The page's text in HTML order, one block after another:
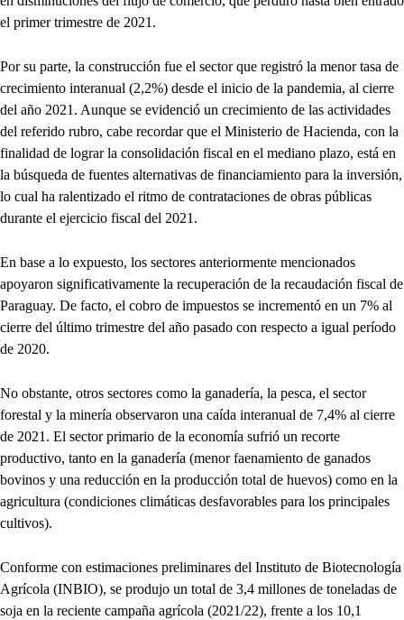
el primer trimestre de 2021.
Por su parte, la construcción fue el sector que registró la menor tasa de
crecimiento interanual (2,2%) desde el inicio de la pandemia, al cierre
del año 2021. Aunque se evidenció un crecimiento de las actividades
del referido rubro, cabe recordar que el Ministerio de Hacienda, con la
finalidad de lograr la consolidación fiscal en el mediano plazo, está en
la búsqueda de fuentes alternativas de financiamiento para la inversión,
lo cual ha ralentizado el ritmo de contrataciones de obras públicas
durante el ejercicio fiscal del 2021.
En base a lo expuesto, los sectores anteriormente mencionados
apoyaron significativamente la recuperación de la recaudación fiscal de
Paraguay. De facto, el cobro de impuestos se incrementó en un 7% al
cierre del último trimestre del año pasado con respecto a igual período
de 2020.
No obstante, otros sectores como la ganadería, la pesca, el sector
forestal y la minería observaron una caída interanual de 7,4% al cierre
de 2021. El sector primario de la economía sufrió un recorte
productivo, tanto en la ganadería (menor faenamiento de ganados
bovinos y una reducción en la producción total de huevos) como en la
agricultura (condiciones climáticas desfavorables para los principales
cultivos).
Conforme con estimaciones preliminares del Instituto de Biotecnología
Agrícola (INBIO), se produjo un total de 3,4 millones de toneladas de
soja en la reciente campaña agrícola (2021/22), frente a los 10,1